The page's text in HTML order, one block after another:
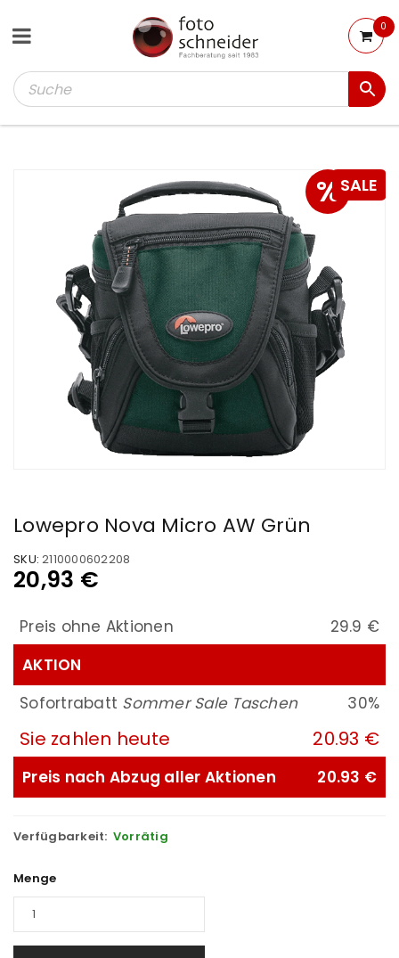
0
% SALE
Lowepro Nova Micro AW Grün
SKU: 2110000602208
20,93 €
Preis ohne Aktionen
29.9 €
AKTION
Sofortrabatt Sommer Sale Taschen 30%
Sie zahlen heute 20.93 €
Preis nach Abzug aller Aktionen 20.93 €
Verfügbarkeit: Vorrätig
Menge